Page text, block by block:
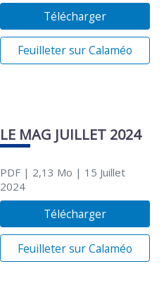
Télécharger
Feuilleter sur Calaméo
LE MAG JUILLET 2024
PDF| 2,13 Mo | 15 Juillet
2024
Télécharger
Feuilleter sur Calaméo